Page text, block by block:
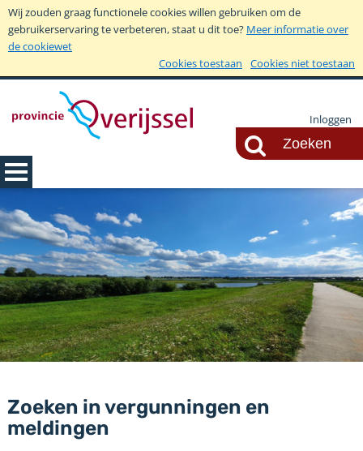
Wij zouden graag functionele cookies willen gebruiken om de
gebruikerservaring te verbeteren, staat u dit toe? Meer informatie over
de cookiewet
Cookies toestaan
Cookies niet toestaan
Inloggen
Zoeken in vergunningen en
meldingen